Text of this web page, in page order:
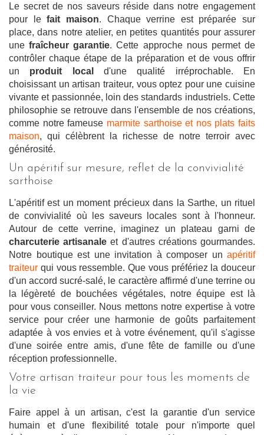
Le secret de nos saveurs réside dans notre engagement
pour lefait maison. Chaque verrine est préparée sur
place, dans notre atelier, en petites quantités pour assurer
unefraîcheur garantie. Cette approche nous permet de
contrôler chaque étape de la préparation et de vous offrir
un produit local
d'une qualité irréprochable. En
choisissant un artisan traiteur, vous optez pour une cuisine
vivante et passionnée, loin des standards industriels. Cette
philosophie se retrouve dans l'ensemble de nos créations,
comme notre fameuse marmite sarthoise et nos plats faits
maison, qui célèbrent la richesse de notre terroir avec
générosité.
Un apéritif sur mesure, reflet de la convivialité
sarthoise
L'apéritif est un moment précieux dans la Sarthe, un rituel
de convivialité où les saveurs locales sont à l'honneur.
Autour de cette verrine, imaginez un plateau garni de
charcuterie artisanale et d'autres créations gourmandes.
Notre boutique est une invitation à composer un apéritif
traiteur qui vous ressemble. Que vous préfériez la douceur
d'un accord sucré-salé, le caractère affirmé d'une terrine ou
la légèreté de bouchées végétales, notre équipe est là
pour vous conseiller. Nous mettons notre expertise à votre
service pour créer une harmonie de goûts parfaitement
adaptée à vos envies et à votre événement, qu'il s'agisse
d'une soirée entre amis, d'une fête de famille ou d'une
réception professionnelle.
Votre artisan traiteur pour tous les moments de
la vie
Faire appel à un artisan, c'est la garantie d'un service
humain et d'une flexibilité totale pour n'importe quel